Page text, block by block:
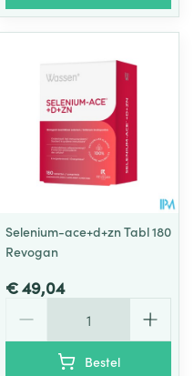
Selenium-ace+d+zn Tabl 180
Revogan
€ 49,04
Bestel